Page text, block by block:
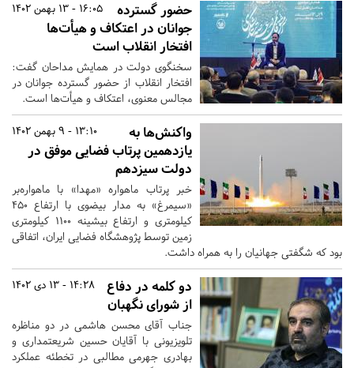
16:05 - 13 بهمن 1402
حضور گسترده
جوانان در اعتکاف و هیأت‌ها
افتخار انقلاب است
سخنگوی دولت در همایش مداحان گفت:
افتخار انقلاب از حضور گسترده جوانان در
مجالس معنوی، اعتکاف و هیأت‌ها است.
13:10 - 9 بهمن 1402
واکنش‌ها به
یازدهمین پرتاب فضایی موفق در
دولت سیزدهم
خبر پرتاب ماهواره «مهدا» با ماهواره‌بر
«سیمرغ» به مدار بیضوی با ارتفاع ۴۵۰
کیلومتری و ارتفاع بیشینه ۱۱۰۰ کیلومتری
زمین توسط پژوهشگاه فضایی ایران، اتفاقی
بود که شگفتی جهانیان را به همراه داشت.
14:28 - 13 دی 1402
دو کلمه در دفاع
از شورای نگهبان
جناب آقای محسن هاشمی در دو مناظره
تلویزیونی با آقایان حسین شریعتمداری و
بهادری جهرمی مطالبی در تخطئه عملکرد